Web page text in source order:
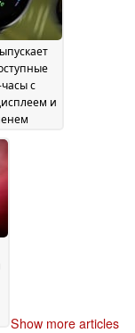
с
и
12 May 2026
Show more articles